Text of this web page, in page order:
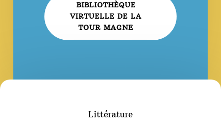
BIBLIOTHÈQUE
VIRTUELLE DE LA
TOUR MAGNE
Littérature